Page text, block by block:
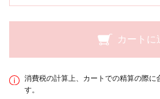
カートに
消費税の計算上、カートでの精算の際に
す。